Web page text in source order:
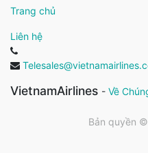
Trang chủ
Liên hệ
VietnamAirlines - Về
Bản quyền ©